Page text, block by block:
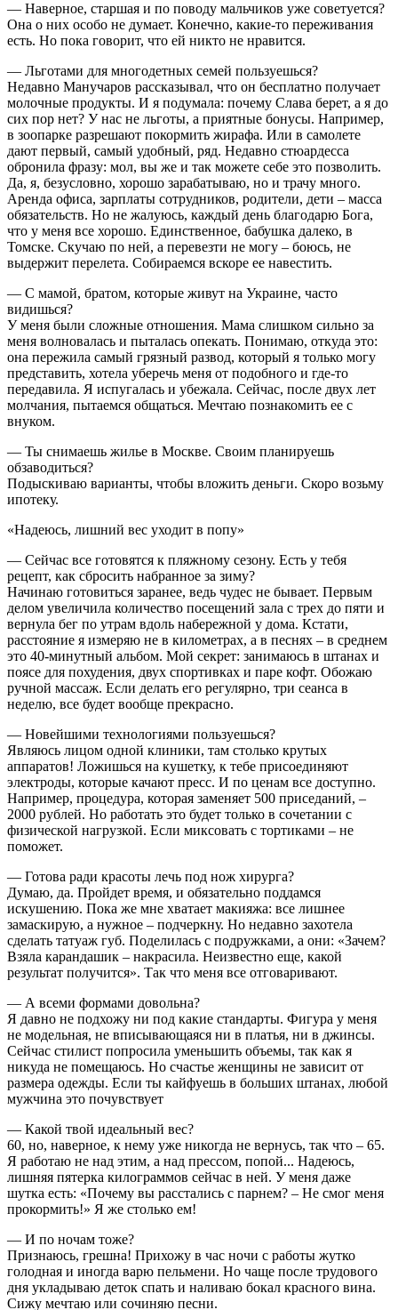
— Наверное, старшая и по поводу мальчиков уже советуется?
Она о них особо не думает. Конечно, какие-то переживания
есть. Но пока говорит, что ей никто не нравится.
— Льготами для многодетных семей пользуешься?
Недавно Манучаров рассказывал, что он бесплатно получает
молочные продукты. И я подумала: почему Слава берет, а я до
сих пор нет? У нас не льготы, а приятные бонусы. Например,
в зоопарке разрешают покормить жирафа. Или в самолете
дают первый, самый удобный, ряд. Недавно стюардесса
обронила фразу: мол, вы же и так можете себе это позволить.
Да, я, безусловно, хорошо зарабатываю, но и трачу много.
Аренда офиса, зарплаты сотрудников, родители, дети – масса
обязательств. Но не жалуюсь, каждый день благодарю Бога,
что у меня все хорошо. Единственное, бабушка далеко, в
Томске. Скучаю по ней, а перевезти не могу – боюсь, не
выдержит перелета. Собираемся вскоре ее навестить.
— С мамой, братом, которые живут на Украине, часто
видишься?
У меня были сложные отношения. Мама слишком сильно за
меня волновалась и пыталась опекать. Понимаю, откуда это:
она пережила самый грязный развод, который я только могу
представить, хотела уберечь меня от подобного и где-то
передавила. Я испугалась и убежала. Сейчас, после двух лет
молчания, пытаемся общаться. Мечтаю познакомить ее с
внуком.
— Ты снимаешь жилье в Москве. Своим планируешь
обзаводиться?
Подыскиваю варианты, чтобы вложить деньги. Скоро возьму
ипотеку.
«Надеюсь, лишний вес уходит в попу»
— Сейчас все готовятся к пляжному сезону. Есть у тебя
рецепт, как сбросить набранное за зиму?
Начинаю готовиться заранее, ведь чудес не бывает. Первым
делом увеличила количество посещений зала с трех до пяти и
вернула бег по утрам вдоль набережной у дома. Кстати,
расстояние я измеряю не в километрах, а в песнях – в среднем
это 40-минутный альбом. Мой секрет: занимаюсь в штанах и
поясе для похудения, двух спортивках и паре кофт. Обожаю
ручной массаж. Если делать его регулярно, три сеанса в
неделю, все будет вообще прекрасно.
— Новейшими технологиями пользуешься?
Являюсь лицом одной клиники, там столько крутых
аппаратов! Ложишься на кушетку, к тебе присоединяют
электроды, которые качают пресс. И по ценам все доступно.
Например, процедура, которая заменяет 500 приседаний, –
2000 рублей. Но работать это будет только в сочетании с
физической нагрузкой. Если миксовать с тортиками – не
поможет.
— Готова ради красоты лечь под нож хирурга?
Думаю, да. Пройдет время, и обязательно поддамся
искушению. Пока же мне хватает макияжа: все лишнее
замаскирую, а нужное – подчеркну. Но недавно захотела
сделать татуаж губ. Поделилась с подружками, а они: «Зачем?
Взяла карандашик – накрасила. Неизвестно еще, какой
результат получится». Так что меня все отговаривают.
— А всеми формами довольна?
Я давно не подхожу ни под какие стандарты. Фигура у меня
не модельная, не вписывающаяся ни в платья, ни в джинсы.
Сейчас стилист попросила уменьшить объемы, так как я
никуда не помещаюсь. Но счастье женщины не зависит от
размера одежды. Если ты кайфуешь в больших штанах, любой
мужчина это почувствует
— Какой твой идеальный вес?
60, но, наверное, к нему уже никогда не вернусь, так что – 65.
Я работаю не над этим, а над прессом, попой... Надеюсь,
лишняя пятерка килограммов сейчас в ней. У меня даже
шутка есть: «Почему вы расстались с парнем? – Не смог меня
прокормить!» Я же столько ем!
— И по ночам тоже?
Признаюсь, грешна! Прихожу в час ночи с работы жутко
голодная и иногда варю пельмени. Но чаще после трудового
дня укладываю деток спать и наливаю бокал красного вина.
Сижу мечтаю или сочиняю песни.